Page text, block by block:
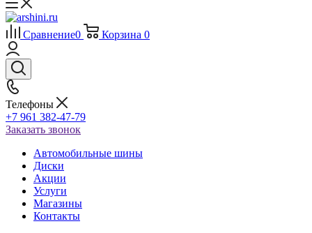
Сравнение0 Корзина 0
Телефоны
+7 961 382-47-79
Заказать звонок
Автомобильные шины
Диски
Акции
Услуги
Магазины
Контакты